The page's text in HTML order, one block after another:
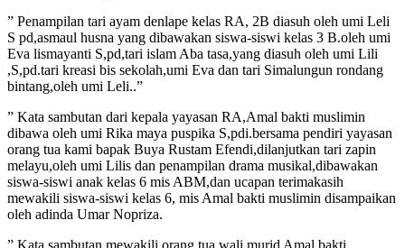
” Penampilan tari ayam denlape kelas RA, 2B diasuh oleh umi Leli
S pd,asmaul husna yang dibawakan siswa-siswi kelas 3 B.oleh umi
Eva lismayanti S,pd,tari islam Aba tasa,yang diasuh oleh umi Lili
,S,pd.tari kreasi bis sekolah,umi Eva dan tari Simalungun rondang
bintang,oleh umi Leli..”
” Kata sambutan dari kepala yayasan RA,Amal bakti muslimin
dibawa oleh umi Rika maya puspika S,pdi.bersama pendiri yayasan
orang tua kami bapak Buya Rustam Efendi,dilanjutkan tari zapin
melayu,oleh umi Lilis dan penampilan drama musikal,dibawakan
siswa-siswi anak kelas 6 mis ABM,dan ucapan terimakasih
mewakili siswa-siswi kelas 6, mis Amal bakti muslimin disampaikan
oleh adinda Umar Nopriza.